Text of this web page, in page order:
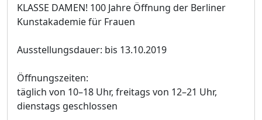
KLASSE DAMEN! 100 Jahre Öffnung der Berliner
Kunstakademie für Frauen
Ausstellungsdauer: bis 13.10.2019
Öffnungszeiten:
täglich von 10–18 Uhr, freitags von 12–21 Uhr,
dienstags geschlossen